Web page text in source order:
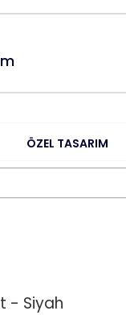
ÖZEL TASARIM
- Siyah